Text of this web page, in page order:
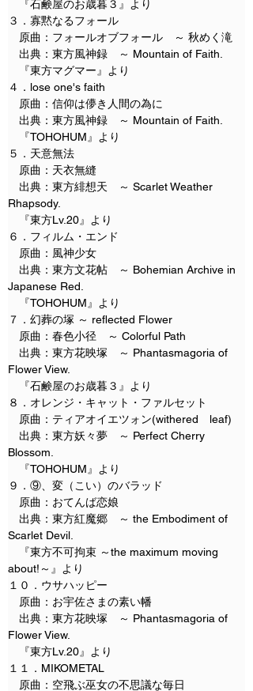
『石鹸屋のお歳暮３』より
３．寡黙なるフォール
原曲：フォールオブフォール　～ 秋めく滝
出典：東方風神録　～ Mountain of Faith.
『東方マグマー』より
４．lose one's faith
原曲：信仰は儚き人間の為に
出典：東方風神録　～ Mountain of Faith.
『TOHOHUM』より
５．天意無法
原曲：天衣無縫
出典：東方緋想天　～ Scarlet Weather
Rhapsody.
『東方Lv.20』より
６．フィルム・エンド
原曲：風神少女
出典：東方文花帖　～ Bohemian Archive in
Japanese Red.
『TOHOHUM』より
７．幻葬の塚 ～ reflected Flower
原曲：春色小径　～ Colorful Path
出典：東方花映塚　～ Phantasmagoria of
Flower View.
『石鹸屋のお歳暮３』より
８．オレンジ・キャット・ファルセット
原曲：ティアオイエツォン(withered　leaf)
出典：東方妖々夢　～ Perfect Cherry
Blossom.
『TOHOHUM』より
９．⑨、変（こい）のバラッド
原曲：おてんば恋娘
出典：東方紅魔郷　～ the Embodiment of
Scarlet Devil.
『東方不可拘束 ～the maximum moving
about!～』より
１０．ウサハッピー
原曲：お宇佐さまの素い幡
出典：東方花映塚　～ Phantasmagoria of
Flower View.
『東方Lv.20』より
１１．MIKOMETAL
原曲：空飛ぶ巫女の不思議な毎日